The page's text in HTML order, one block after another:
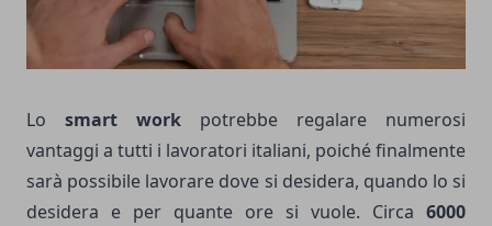
Lo smart work potrebbe regalare numerosi
vantaggi a tutti i lavoratori italiani, poiché finalmente
sarà possibile lavorare dove si desidera, quando lo si
desidera e per quante ore si vuole. Circa 6000